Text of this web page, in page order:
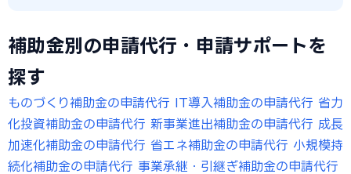
補助金別の申請代行・申請サポートを
探す
ものづくり補助金の申請代行 IT導入補助金の申請代行 省力
化投資補助金の申請代行 新事業進出補助金の申請代行 成長
加速化補助金の申請代行 省エネ補助金の申請代行 小規模持
続化補助金の申請代行 事業承継・引継ぎ補助金の申請代行